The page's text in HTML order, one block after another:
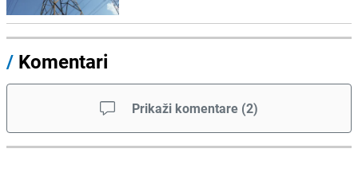
/ Komentari
Prikaži komentare (2)